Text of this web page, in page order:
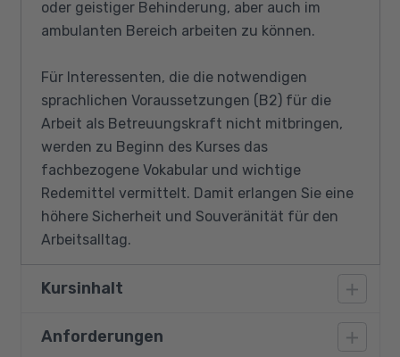
oder geistiger Behinderung, aber auch im
ambulanten Bereich arbeiten zu können.
Für Interessenten, die die notwendigen
sprachlichen Voraussetzungen (B2) für die
Arbeit als Betreuungskraft nicht mitbringen,
werden zu Beginn des Kurses das
fachbezogene Vokabular und wichtige
Redemittel vermittelt. Damit erlangen Sie eine
höhere Sicherheit und Souveränität für den
Arbeitsalltag.
Kursinhalt
Grundlagen des § 45a und b nach SGB XI
Anforderungen